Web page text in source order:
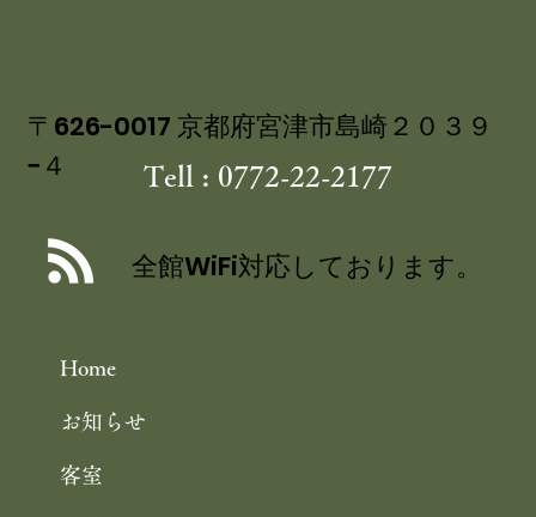
Home
お知らせ
客室
〒626-0017 京都府宮津市島崎２０３９
−４
Tell : 0772-22-2177
全館WiFi対応しております。